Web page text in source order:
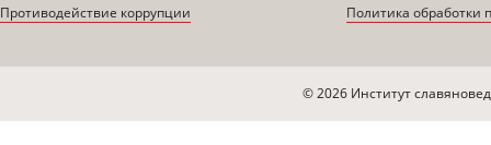
Противодействие коррупции
Политика обработки
© 2026 Институт